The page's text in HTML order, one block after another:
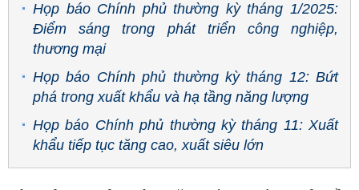
Họp báo Chính phủ thường kỳ tháng 1/2025:
Điểm sáng trong phát triển công nghiệp,
thương mại
Họp báo Chính phủ thường kỳ tháng 12: Bứt
phá trong xuất khẩu và hạ tầng năng lượng
Họp báo Chính phủ thường kỳ tháng 11: Xuất
khẩu tiếp tục tăng cao, xuất siêu lớn